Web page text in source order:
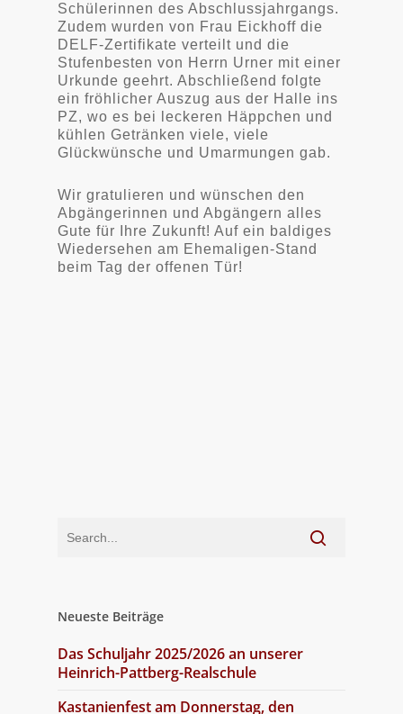
Schülerinnen des Abschlussjahrgangs.
Zudem wurden von Frau Eickhoff die
DELF-Zertifikate verteilt und die
Stufenbesten von Herrn Urner mit einer
Urkunde geehrt. Abschließend folgte
ein fröhlicher Auszug aus der Halle ins
PZ, wo es bei leckeren Häppchen und
kühlen Getränken viele, viele
Glückwünsche und Umarmungen gab.
Wir gratulieren und wünschen den
Abgängerinnen und Abgängern alles
Gute für Ihre Zukunft! Auf ein baldiges
Wiedersehen am Ehemaligen-Stand
beim Tag der offenen Tür!
Neueste Beiträge
Das Schuljahr 2025/2026 an unserer
Heinrich-Pattberg-Realschule
Kastanienfest am Donnerstag, den